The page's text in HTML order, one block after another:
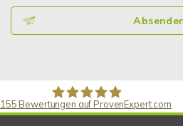
155 Bewertungen auf ProvenExpert.com